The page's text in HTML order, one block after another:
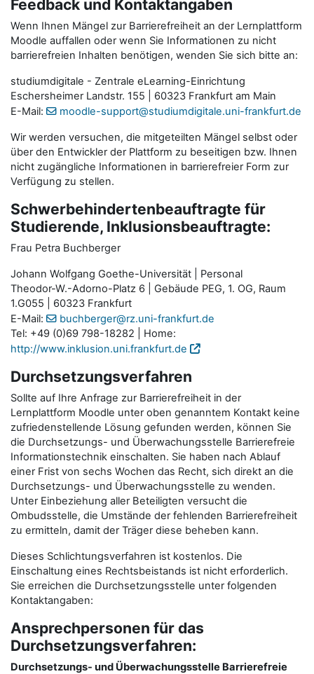
Feedback und Kontaktangaben
Wenn Ihnen Mängel zur Barrierefreiheit an der Lernplattform
Moodle auffallen oder wenn Sie Informationen zu nicht
barrierefreien Inhalten benötigen, wenden Sie sich bitte an:
studiumdigitale - Zentrale eLearning-Einrichtung
Eschersheimer Landstr. 155 | 60323 Frankfurt am Main
E-Mail:
moodle-support@studiumdigitale.uni-frankfurt.de
Wir werden versuchen, die mitgeteilten Mängel selbst oder
über den Entwickler der Plattform zu beseitigen bzw. Ihnen
nicht zugängliche Informationen in barrierefreier Form zur
Verfügung zu stellen.
Schwerbehindertenbeauftragte für
Studierende, Inklusionsbeauftragte:
Frau Petra Buchberger
Johann Wolfgang Goethe-Universität | Personal
Theodor-W.-Adorno-Platz 6 | Gebäude PEG, 1. OG, Raum
1.G055 | 60323 Frankfurt
E-Mail:
buchberger@rz.uni-frankfurt.de
Tel: +49 (0)69 798-18282 | Home:
http://www.inklusion.uni.frankfurt.de
Durchsetzungsverfahren
Sollte auf Ihre Anfrage zur Barrierefreiheit in der
Lernplattform Moodle unter oben genanntem Kontakt keine
zufriedenstellende Lösung gefunden werden, können Sie
die Durchsetzungs- und Überwachungsstelle Barrierefreie
Informationstechnik einschalten. Sie haben nach Ablauf
einer Frist von sechs Wochen das Recht, sich direkt an die
Durchsetzungs- und Überwachungsstelle zu wenden.
Unter Einbeziehung aller Beteiligten versucht die
Ombudsstelle, die Umstände der fehlenden Barrierefreiheit
zu ermitteln, damit der Träger diese beheben kann.
Dieses Schlichtungsverfahren ist kostenlos. Die
Einschaltung eines Rechtsbeistands ist nicht erforderlich.
Sie erreichen die Durchsetzungsstelle unter folgenden
Kontaktangaben:
Ansprechpersonen für das
Durchsetzungsverfahren:
Durchsetzungs- und Überwachungsstelle Barrierefreie